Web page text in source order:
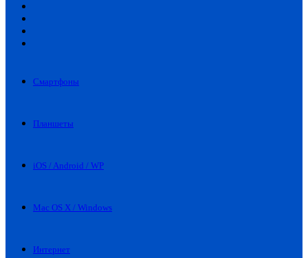
Смартфоны
Планшеты
iOS / Android / WP
Mac OS X / Windows
Интернет